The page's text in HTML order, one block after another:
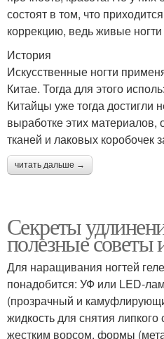
состоят в том, что
коррекцию, ведь живые
История
Искусственные ногти
Китае. Тогда для этого
Китайцы уже тогда достигли
выработке этих материалов,
тканей и лаковых коробочек
читать дальше →
Секреты
полезные советы
Для наращивания ногтей
понадобится: УФ или LED-
(прозрачный и
жидкость для снятия липкого
жестким ворсом, формы